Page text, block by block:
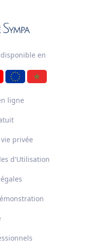
en
ligne
privée
d'Utilisation